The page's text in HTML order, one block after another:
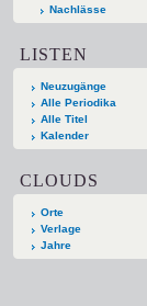
Nachlässe
LISTEN
Neuzugänge
Alle Periodika
Alle Titel
Kalender
CLOUDS
Orte
Verlage
Jahre